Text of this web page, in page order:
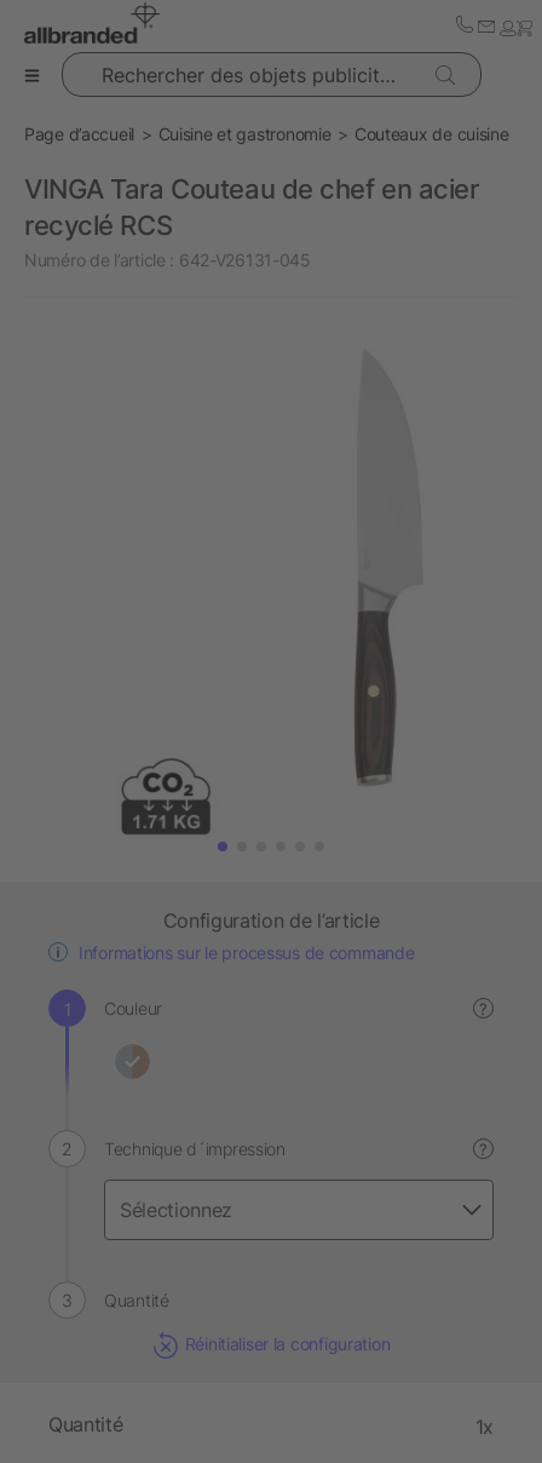
Rechercher des objets publicitaires
Page d’accueil Cuisine et gastronomie Couteaux de cuisine
VINGA Tara Couteau de chef en acier
recyclé RCS
Numéro de l’article : 642-V26131-045
Configuration de l’article
Informations sur le processus de commande
Couleur ?
Technique d´impression ?
Quantité
Réinitialiser la configuration
Quantité 1x